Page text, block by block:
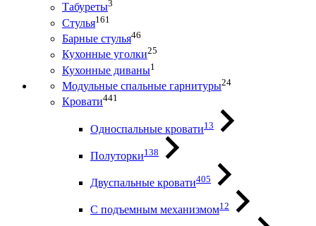
Табуреты3
Стулья161
Барные стулья46
Кухонные уголки25
Кухонные диваны1
Модульные спальные гарнитуры24
Кровати441
Односпальные кровати13
Полуторки138
Двуспальные кровати405
С подъемным механизмом12